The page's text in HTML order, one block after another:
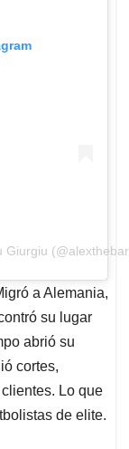
Giurgiu
a Alemania,
su lugar
abrió su
cortes,
Lo que
de elite.